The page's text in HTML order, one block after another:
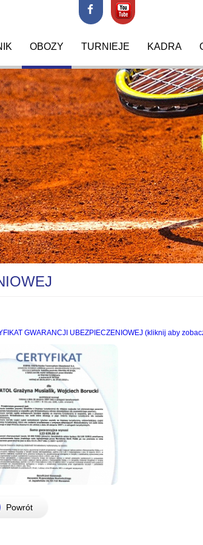
OBOZY TURNIEJE KADRA
GWARANCJI UBEZPIECZENIOWEJ (kliknij aby
Powrót